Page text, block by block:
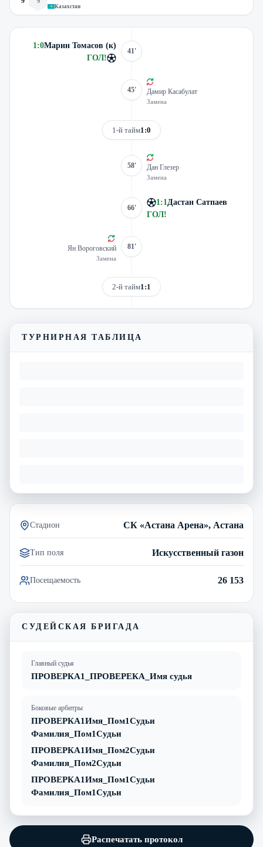
Казахстан
1:0Марин Томасов (к)
ГОЛ!
41'
45' Дамир Касабулат
Замена
1-й тайм1:0
58' Дан Глезер
Замена
66'
1:1Дастан Сатпаев
ГОЛ!
Ян Вороговский
Замена
81'
2-й тайм1:1
ТУРНИРНАЯ ТАБЛИЦА
Стадион СК «Астана Арена», Астана
Тип поля Искусственный газон
Посещаемость 26 153
СУДЕЙСКАЯ БРИГАДА
Главный судья
ПРОВЕРКА1_ПРОВЕРЕКА_Имя судья
Боковые арбитры
ПРОВЕРКА1Имя_Пом1Судьи
Фамилия_Пом1Судьи
ПРОВЕРКА1Имя_Пом2Судьи
Фамилия_Пом2Судьи
ПРОВЕРКА1Имя_Пом1Судьи
Фамилия_Пом1Судьи
Распечатать протокол